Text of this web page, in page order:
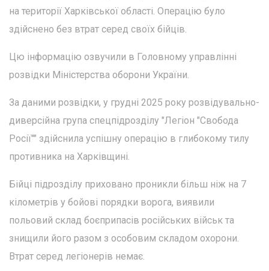
на території Харківської області. Операцію було
здійснено без втрат серед своїх бійців.
Цю інформацію озвучили в Головному управлінні
розвідки Міністерства оборони України.
За даними розвідки, у грудні 2025 року розвідувально-
диверсійна група спецпідрозділу "Легіон "Свобода
Росії"" здійснила успішну операцію в глибокому тилу
противника на Харківщині.
Бійці підрозділу приховано проникли більш ніж на 7
кілометрів у бойові порядки ворога, виявили
польовий склад боєприпасів російських військ та
знищили його разом з особовим складом охорони.
Втрат серед легіонерів немає.